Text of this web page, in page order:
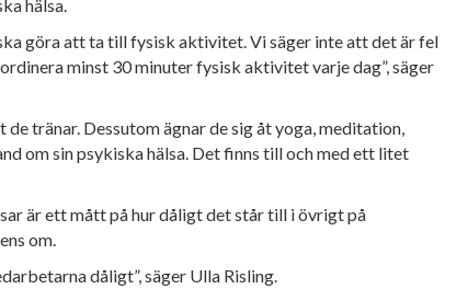
hälsa.
göra att ta till fysisk aktivitet. Vi säger inte att det är fel
minst 30 minuter fysiskaktivitet varje dag”, säger
tränar. Dessutom ägnar de sig åt yoga, meditation,
om sin psykiska hälsa. Det finns till och med ett litet
är ett mått på hur dåligt det står till i övrigt på
om.
dåligt”, säger Ulla Risling.